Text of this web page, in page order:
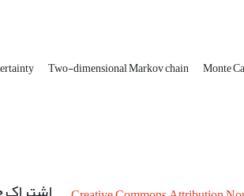
Two-dimensional Markov chain Monte